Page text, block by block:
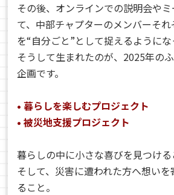
その後、オンラインでの説明会や
て、中部チャプターのメンバーそ
を“自分ごと”として捉えるようにな
そうして生まれたのが、2025年の
企画です。
• 暮らしを楽しむプロジェクト
• 被災地支援プロジェクト
暮らしの中に小さな喜びを見つける
そして、災害に遭われた方へ想い
ること。